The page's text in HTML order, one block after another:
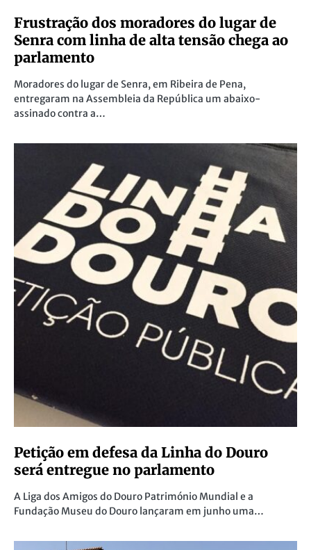
Frustração dos moradores do lugar de
Senra com linha de alta tensão chega ao
parlamento
Moradores do lugar de Senra, em Ribeira de Pena,
entregaram na Assembleia da República um abaixo-
assinado contra a…
Petição em defesa da Linha do Douro
será entregue no parlamento
A Liga dos Amigos do Douro Património Mundial e a
Fundação Museu do Douro lançaram em junho uma…